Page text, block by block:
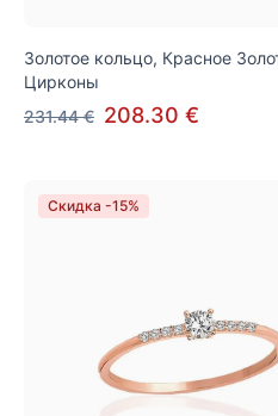
Золотое кольцо, Красное
Цирконы
231.44 € 208.30 €
Скидка -15%